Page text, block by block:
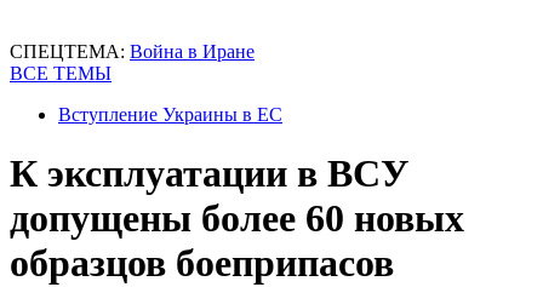
СПЕЦТЕМА: Война в Иране
ВСЕ ТЕМЫ
Вступление Украины в ЕС
К эксплуатации в ВСУ
допущены более 60 новых
образцов боеприпасов